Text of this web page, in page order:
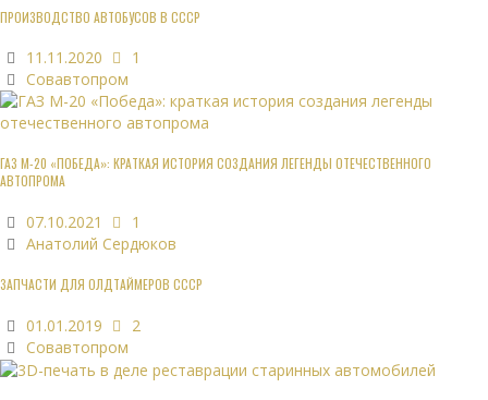
ПРОИЗВОДСТВО АВТОБУСОВ В СССР
11.11.2020
1
Совавтопром
ГАЗ М-20 «ПОБЕДА»: КРАТКАЯ ИСТОРИЯ СОЗДАНИЯ ЛЕГЕНДЫ ОТЕЧЕСТВЕННОГО
АВТОПРОМА
07.10.2021
1
Анатолий Сердюков
ЗАПЧАСТИ ДЛЯ ОЛДТАЙМЕРОВ СССР
01.01.2019
2
Совавтопром